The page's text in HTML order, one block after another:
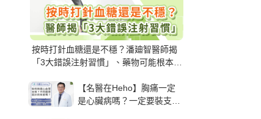
按時打針血糖還是不穩？潘廸智醫師揭
「3大錯誤注射習慣」、藥物可能根本沒
【名醫在Heho】胸痛一定
是心臟病嗎？一定要裝支